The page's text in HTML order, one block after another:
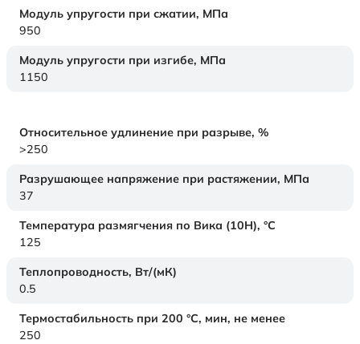
Модуль упругости при сжатии, МПа
950
Модуль упругости при изгибе, МПа
1150
Относительное удлинение при разрыве, %
>250
Разрушающее напряжение при растяжении, МПа
37
Температура размягчения по Вика (10Н), °C
125
Теплопроводность, Вт/(мК)
0.5
Термостабильность при 200 °С, мин, не менее
250